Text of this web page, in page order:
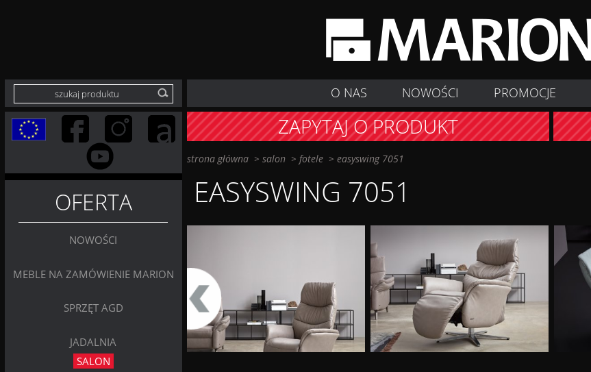
O NAS NOWOŚCI PROMOCJE
OFERTA
NOWOŚCI
MEBLE NA ZAMÓWIENIE MARION
SPRZĘT AGD
JADALNIA
SALON
ZAPYTAJ O PRODUKT
strona główna> salon> fotele> easyswing 7051
EASYSWING 7051